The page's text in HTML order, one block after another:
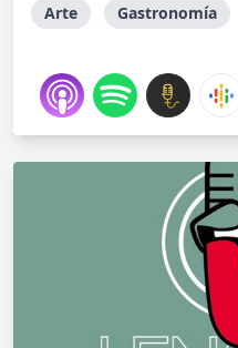
Arte Gastronomía